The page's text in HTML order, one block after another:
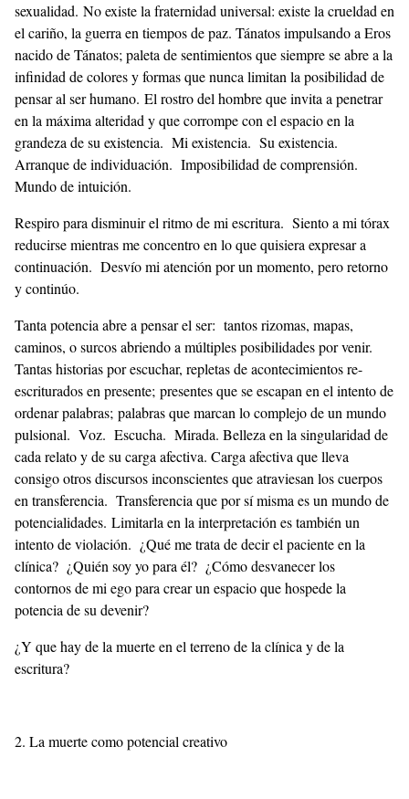
sexualidad. No existe la fraternidad universal: existe la crueldad en
el cariño, la guerra en tiempos de paz. Tánatos impulsando a Eros
nacido de Tánatos; paleta de sentimientos que siempre se abre a la
infinidad de colores y formas que nunca limitan la posibilidad de
pensar al ser humano. El rostro del hombre que invita a penetrar
en la máxima alteridad y que corrompe con el espacio en la
grandeza de su existencia. Mi existencia. Su existencia.
Arranque de individuación. Imposibilidad de comprensión.
Mundo de intuición.
Respiro para disminuir el ritmo de mi escritura. Siento a mi tórax
reducirse mientras me concentro en lo que quisiera expresar a
continuación. Desvío mi atención por un momento, pero retorno
y continúo.
Tanta potencia abre a pensar el ser: tantos rizomas, mapas,
caminos, o surcos abriendo a múltiples posibilidades por venir.
Tantas historias por escuchar, repletas de acontecimientos re-
escriturados en presente; presentes que se escapan en el intento de
ordenar palabras; palabras que marcan lo complejo de un mundo
pulsional. Voz. Escucha. Mirada. Belleza en la singularidad de
cada relato y de su carga afectiva. Carga afectiva que lleva
consigo otros discursos inconscientes que atraviesan los cuerpos
en transferencia. Transferencia que por sí misma es un mundo de
potencialidades. Limitarla en la interpretación es también un
intento de violación. ¿Qué me trata de decir el paciente en la
clínica? ¿Quién soy yo para él? ¿Cómo desvanecer los
contornos de mi ego para crear un espacio que hospede la
potencia de su devenir?
¿Y que hay de la muerte en el terreno de la clínica y de la
escritura?
2. La muerte como potencial creativo